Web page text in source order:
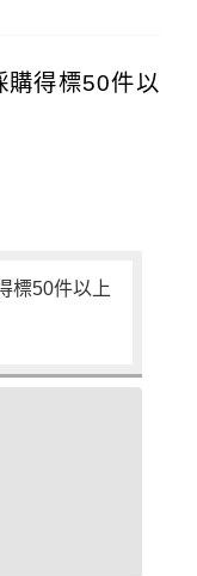
得標50件以
標50件以上